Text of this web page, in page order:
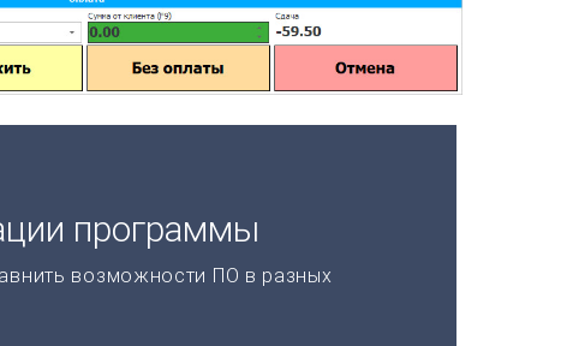
программы
возможности ПО в разных